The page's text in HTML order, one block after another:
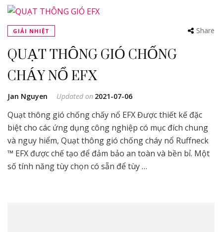
GIẢI NHIỆT Share
QUẠT THÔNG GIÓ CHỐNG
CHÁY NỔ EFX
Jan Nguyen Updated on 2021-07-06
Quạt thông gió chống chấy nổ EFX Được thiết kế đặc
biệt cho các ứng dụng công nghiệp có mục đích chung
và nguy hiểm, Quạt thông gió chống cháy nổ Ruffneck
™ EFX được chế tạo để đảm bảo an toàn và bền bỉ. Một
số tính năng tùy chọn có sẵn để tùy …